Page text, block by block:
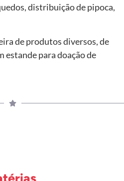
distribuição de pipoca,
de produtos diversos, de
estande para doação de